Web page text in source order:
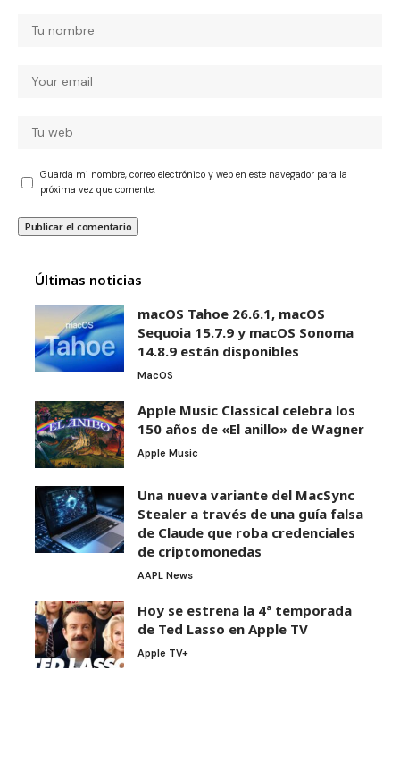
Guarda mi nombre, correo electrónico y web en este navegador para la
próxima vez que comente.
Últimas noticias
macOS Tahoe 26.6.1, macOS
Sequoia 15.7.9 y macOS Sonoma
14.8.9 están disponibles
MacOS
Apple Music Classical celebra los
150 años de «El anillo» de Wagner
Apple Music
Una nueva variante del MacSync
Stealer a través de una guía falsa
de Claude que roba credenciales
de criptomonedas
AAPL News
Hoy se estrena la 4ª temporada
de Ted Lasso en Apple TV
Apple TV+